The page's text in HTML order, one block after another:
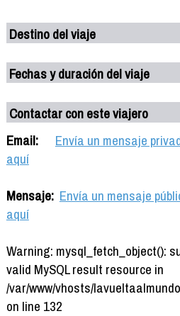
Destino del viaje
Fechas y duración del viaje
Contactar con este viajero
Email:
Envía un mensaje
aquí
Mensaje: Envía un mensaje
aquí
Warning: mysql_fetch_object():
valid MySQL result resource in
/var/www/vhosts/
on line 132